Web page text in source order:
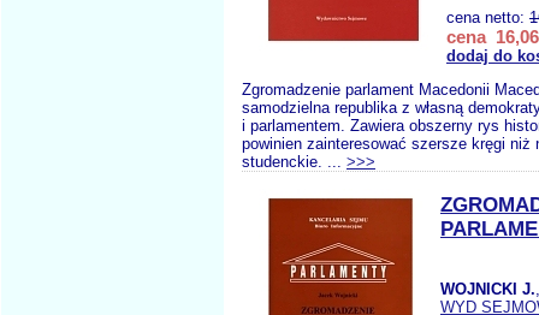
cena netto:
cena 16,06
dodaj do
Zgromadzenie parlament Macedonii
samodzielna republika z własną
i parlamentem. Zawiera obszerny rys
powinien zainteresować szersze kręgi niż
studenckie. ... >>>
WOJNICKI J.
WYD